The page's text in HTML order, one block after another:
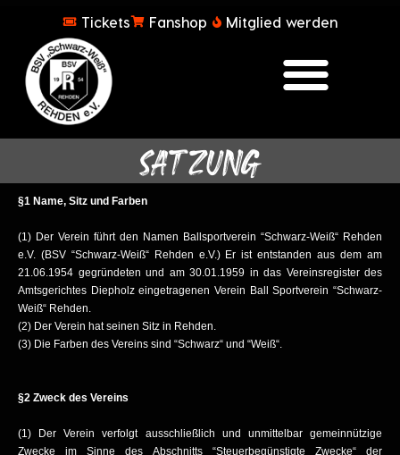
Tickets Fanshop Mitglied werden
SATZUNG
§1 Name, Sitz und Farben
(1) Der Verein führt den Namen Ballsportverein “Schwarz-Weiß“ Rehden
e.V. (BSV “Schwarz-Weiß“ Rehden e.V.) Er ist entstanden aus dem am
21.06.1954 gegründeten und am 30.01.1959 in das Vereinsregister des
Amtsgerichtes Diepholz eingetragenen Verein Ball Sportverein “Schwarz-
Weiß“ Rehden.
(2) Der Verein hat seinen Sitz in Rehden.
(3) Die Farben des Vereins sind “Schwarz“ und “Weiß“.
§2 Zweck des Vereins
(1) Der Verein verfolgt ausschließlich und unmittelbar gemeinnützige
Zwecke im Sinne des Abschnitts “Steuerbegünstigte Zwecke“ der